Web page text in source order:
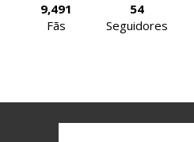
9,491
Fãs
54
Seguidores